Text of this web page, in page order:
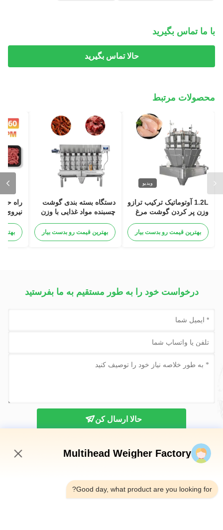
با ما تماس بگیرید
حالا تماس بگیرید
محصولات مرتبط
ویدیو
1.2L آوتوماتیک ترکیب ترازو
وزن پر کردن گوشت مرغ
بهترین قیمت رو بدست بیار
دستگاه بسته بندی گوشت
چسبنده مواد غذایی با وزن
اتوماتیک
بهترین قیمت رو بدست بیار
راه
نیروی
درخواست خود را به طور مستقیم به ما بفرستید
حالا ارسال کن
تلفن：0086-18923335619
Multihead Weigher Factory
Good day, what product are you looking for?